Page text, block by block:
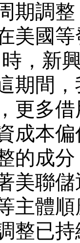
期調
美國
時，新
期間
更多
成本
的成
美聯
主體
整已